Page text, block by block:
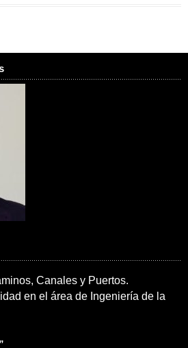
Canales y Puertos.
en el área de Ingeniería de la